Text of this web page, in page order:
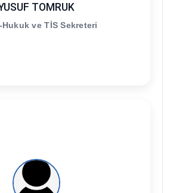
TOMRUK
ve TİS Sekreteri